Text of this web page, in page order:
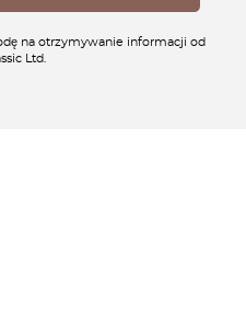
na otrzymywanie informacji od
Ltd.